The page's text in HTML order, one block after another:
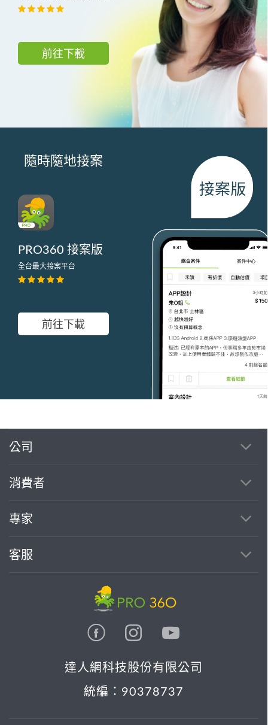
前往下載
隨時隨地接案
PRO360 接案版
全台最大接案平台
前往下載
公司
消費者
專家
客服
達人網科技股份有限公司
統編：90378737
繼續完成